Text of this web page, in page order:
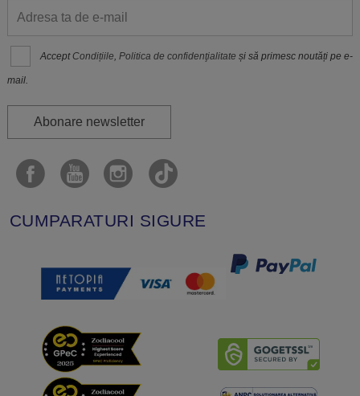
Accept Condițiile,Politica de confidenţialitate și să primesc noutăți pe e-
mail.
Abonare newsletter
CUMPARATURI SIGURE